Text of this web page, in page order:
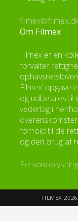
Om Filmex
Filmex er en
forvalter
Filmex’
og udbetales til
vederlag i
forhold til de
og den brug af
FILMEX